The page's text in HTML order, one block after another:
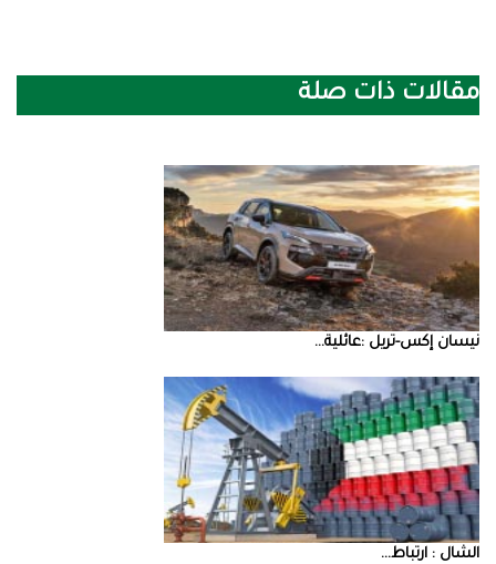
مقالات ذات صلة
نيسان‭ ‬إكس‭-‬تريل‭: ‬عائلية‭ ...
‮‬الشال‮ ‬‭: ‬ارتباط‭ ...